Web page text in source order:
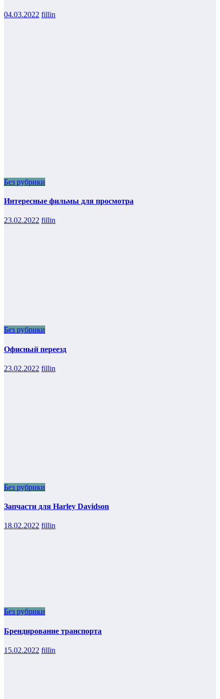
04.03.2022 fillin
Без рубрики
Интересные фильмы для просмотра
23.02.2022 fillin
Без рубрики
Офисный переезд
23.02.2022 fillin
Без рубрики
Запчасти для Harley Davidson
18.02.2022 fillin
Без рубрики
Брендирование транспорта
15.02.2022 fillin